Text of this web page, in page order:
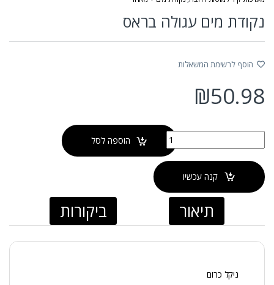
נקודת מים עגולה בראס
הוסף לרשימת המשאלות
₪50.98
כמות של נקודת מים עגולה בראס הוספה לסל
קנה עכשיו
תיאור ביקורות
ניקל כרום